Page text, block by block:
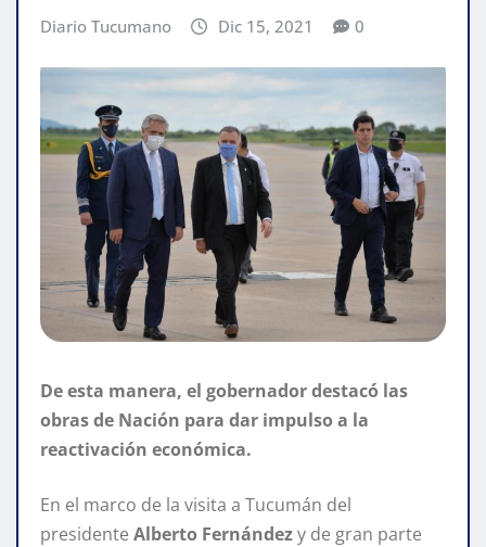
Diario Tucumano Dic 15, 2021 0
De esta manera, el gobernador destacó las
obras de Nación para dar impulso a la
reactivación económica.
En el marco de la visita a Tucumán del
presidente Alberto Fernándezy de gran parte